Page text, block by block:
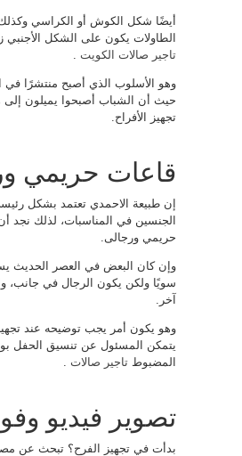
أيضًا شكل الكوش أو الكراسي
الطاولات يكون على الشكل
تاجير صالات الكويت
وهو الأسلوب الذي أصبح منتشرًا في
حيث أن الشباب أصبحوا يميلون إلى
تجهيز الأفراح.
قاعات حريمي
إن طبيعة الاحمدي تعتمد بشكل
الجنسين في المناسبات، لذلك نجد
حريمي ورجالى.
وإن كان البعض في العصر الحديث
سويًا ولكن يكون الرجال في جانب،
آخر.
وهو يكون أمر يجب توضيحه عند
يتمكن المسئول عن تنسيق الحفل
المضبوط تاجير صالات
تصوير فيديو
بدأت في تجهيز الفرح؟ تبحث عن